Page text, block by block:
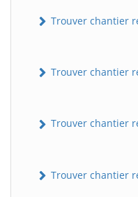
Trouver chantier
Trouver chantier
Trouver chantier
Trouver chantier